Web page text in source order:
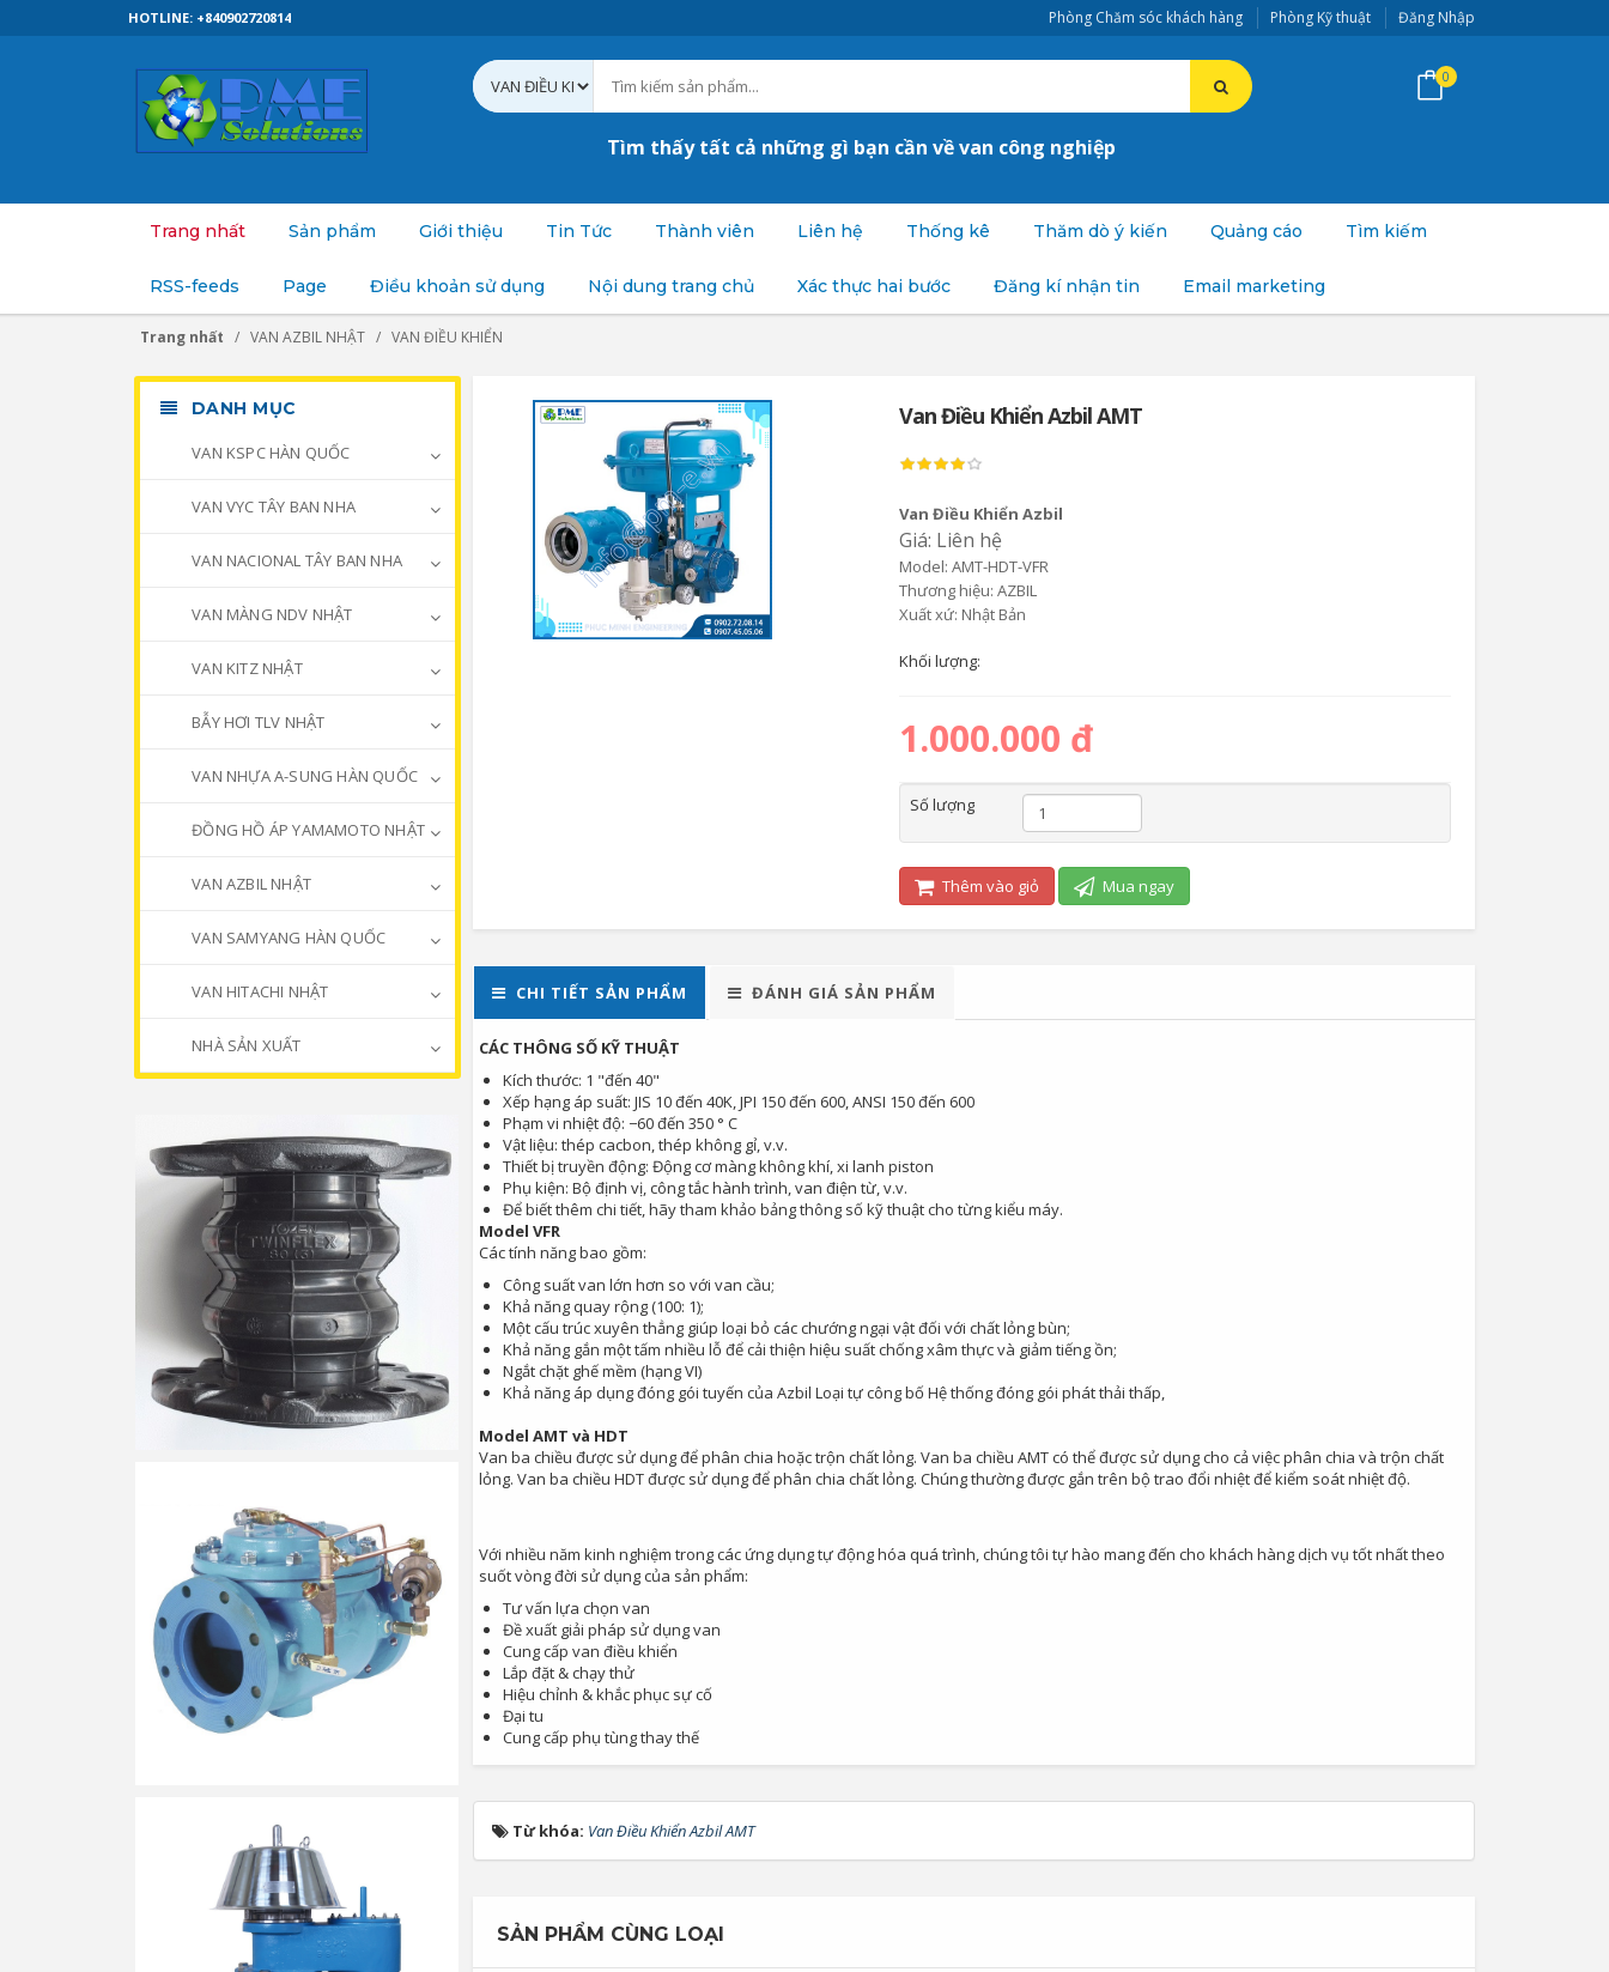
Phòng Chăm sóc khách hàng Phòng Kỹ thuật Đăng Nhập
HOTLINE: +840902720814
Tìm thấy tất cả những gì bạn cần về van công nghiệp
0
Trang nhất Sản phẩm Giới thiệu Tin Tức Thành viên Liên hệ Thống kê Thăm dò ý kiến Quảng cáo Tìm kiếm
RSS-feeds Page Điều khoản sử dụng Nội dung trang chủ Xác thực hai bước Đăng kí nhận tin Email marketing
Trang nhất VAN AZBIL NHẬT VAN ĐIỀU KHIỂN
Van Điều Khiển Azbil AMT
Van Điều Khiển Azbil
Giá: Liên hệ
Model: AMT-HDT-VFR
Thương hiệu: AZBIL
Xuất xứ: Nhật Bản
Khối lượng:
1.000.000 đ
Số lượng
Thêm vào giỏ Mua ngay
CHI TIẾT SẢN PHẨM ĐÁNH GIÁ SẢN PHẨM
CÁC THÔNG SỐ KỸ THUẬT
Kích thước: 1 "đến 40"
Xếp hạng áp suất: JIS 10 đến 40K, JPI 150 đến 600, ANSI 150 đến 600
Phạm vi nhiệt độ: −60 đến 350 ° C
Vật liệu: thép cacbon, thép không gỉ, v.v.
Thiết bị truyền động: Động cơ màng không khí, xi lanh piston
Phụ kiện: Bộ định vị, công tắc hành trình, van điện từ, v.v.
Để biết thêm chi tiết, hãy tham khảo bảng thông số kỹ thuật cho từng kiểu máy.
Model VFR
Các tính năng bao gồm:
Công suất van lớn hơn so với van cầu;
Khả năng quay rộng (100: 1);
Một cấu trúc xuyên thẳng giúp loại bỏ các chướng ngại vật đối với chất lỏng bùn;
Khả năng gắn một tấm nhiều lỗ để cải thiện hiệu suất chống xâm thực và giảm tiếng ồn;
Ngắt chặt ghế mềm (hạng VI)
Khả năng áp dụng đóng gói tuyến của Azbil Loại tự công bố Hệ thống đóng gói phát thải thấp,
Model AMT và HDT
Van ba chiều được sử dụng để phân chia hoặc trộn chất lỏng. Van ba chiều AMT có thể được sử dụng cho cả việc phân chia và trộn chất
lỏng. Van ba chiều HDT được sử dụng để phân chia chất lỏng. Chúng thường được gắn trên bộ trao đổi nhiệt để kiểm soát nhiệt độ.
Với nhiều năm kinh nghiệm trong các ứng dụng tự động hóa quá trình, chúng tôi tự hào mang đến cho khách hàng dịch vụ tốt nhất theo
suốt vòng đời sử dụng của sản phẩm:
Tư vấn lựa chọn van
Đề xuất giải pháp sử dụng van
Cung cấp van điều khiển
Lắp đặt & chạy thử
Hiệu chỉnh & khắc phục sự cố
Đại tu
Cung cấp phụ tùng thay thế
Từ khóa: Van Điều Khiển Azbil AMT
SẢN PHẨM CÙNG LOẠI
DANH MỤC
VAN KSPC HÀN QUỐC
VAN VYC TÂY BAN NHA
VAN NACIONAL TÂY BAN NHA
VAN MÀNG NDV NHẬT
VAN KITZ NHẬT
BẪY HƠI TLV NHẬT
VAN NHỰA A-SUNG HÀN QUỐC
ĐỒNG HỒ ÁP YAMAMOTO NHẬT
VAN AZBIL NHẬT
VAN SAMYANG HÀN QUỐC
VAN HITACHI NHẬT
NHÀ SẢN XUẤT